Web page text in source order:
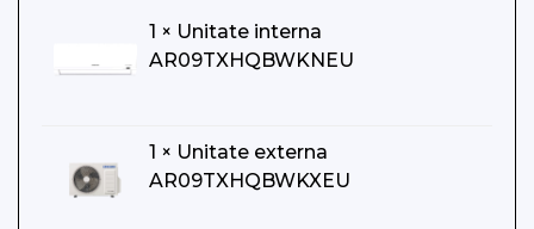
1 × Unitate interna
AR09TXHQBWKNEU
1 × Unitate externa
AR09TXHQBWKXEU